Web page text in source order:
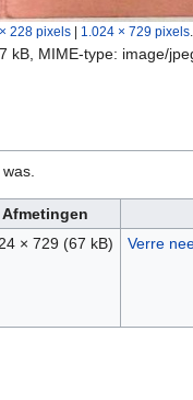
228 pixels | 1.024 × 729 pixels
kB, MIME-type: image/
Afmetingen
× 729 (67 kB) Verre